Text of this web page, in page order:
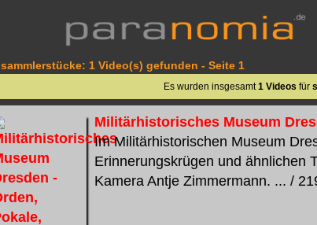
sammlerstücke: 1 Video(s) gefunden - Seite 1
Es wurden insgesamt1 Videos für
Militärhistorisches Museum
Im Militärhistorischen Museum
Erinnerungskrügen und ähnlichen
Kamera Antje Zimmermann. ... /